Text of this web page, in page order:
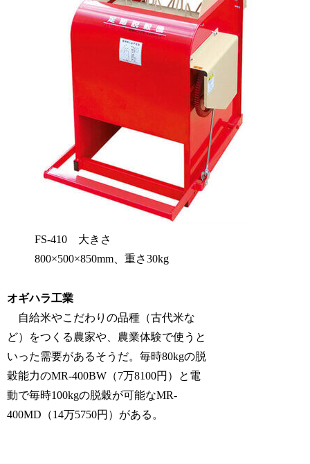
FS-410 大きさ
800×500×850mm、重さ30kg
オギハラ工業
自給米やこだわりの品種（古代米な
ど）をつくる農家や、農業体験で使うと
いった需要があるそうだ。毎時80kgの脱
穀能力のMR-400BW（7万8100円）と電
動で毎時100kgの脱穀が可能なMR-
400MD（14万5750円）がある。